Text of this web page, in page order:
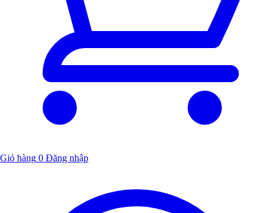
Giỏ hàng 0 Đăng nhập